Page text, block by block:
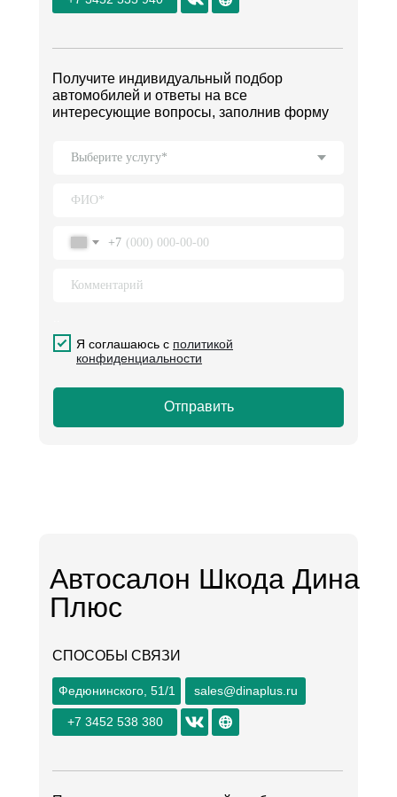
Я соглашаюсь с политикой
конфиденциальности
Получите индивидуальный подбор
автомобилей и ответы на все
интересующие вопросы, заполнив форму
+7
Отправить
Автосалон Шкода Дина
Плюс
СПОСОБЫ СВЯЗИ
Федюнинского, 51/1 sales@dinaplus.ru
+7 3452 538 380